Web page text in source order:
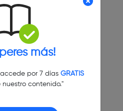
más!
por 7 días GRATIS
contenido."